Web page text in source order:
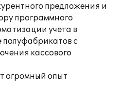
предложения и
программного
учета в
полуфабрикатов с
кассового
огромный опыт